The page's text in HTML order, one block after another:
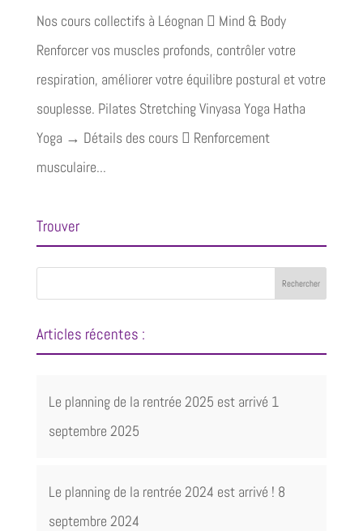
Nos cours collectifs à Léognan  Mind & Body
Renforcer vos muscles profonds, contrôler votre
respiration, améliorer votre équilibre postural et votre
souplesse. Pilates Stretching Vinyasa Yoga Hatha
Yoga → Détails des cours  Renforcement
musculaire...
Trouver
Articles récentes :
Le planning de la rentrée 2025 est arrivé 1
septembre 2025
Le planning de la rentrée 2024 est arrivé ! 8
septembre 2024